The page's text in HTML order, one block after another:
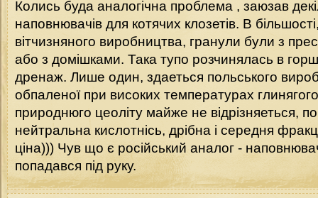
Колись буда аналогічна проблема , заюзав
наповнювачів для котячих клозетів. В
вітчизняного виробництва, гранули були з
або з домішками. Така тупо розчинялась в
дренаж. Лише один, здаеться польського
обпаленої при високих температурах
природнюго цеоліту майже не відрізняеться,
нейтральна кислотнісь, дрібна і середня
ціна))) Чув що є російський аналог -
попадався під руку.